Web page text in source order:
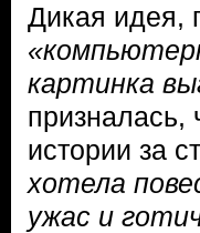
Дикая идея,
картинка
призналась,
истории за
хотела
ужас и